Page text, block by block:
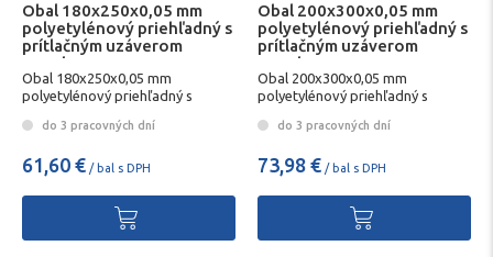
Obal 180x250x0,05 mm
polyetylénový priehľadný s
prítlačným uzáverom
1000ks
Obal 180x250x0,05 mm
polyetylénový priehľadný s
do 3 pracovných dní
61,60 € / bal s DPH
Obal 200x300x0,05 mm
polyetylénový priehľadný s
prítlačným uzáverom
1000ks
Obal 200x300x0,05 mm
polyetylénový priehľadný s
do 3 pracovných dní
73,98 € / bal s DPH